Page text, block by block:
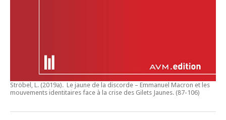
Ströbel, L. (2019a). Le jaune de la discorde – Emmanuel Macron et les
mouvements identitaires face à la crise des Gilets Jaunes. (87-106)